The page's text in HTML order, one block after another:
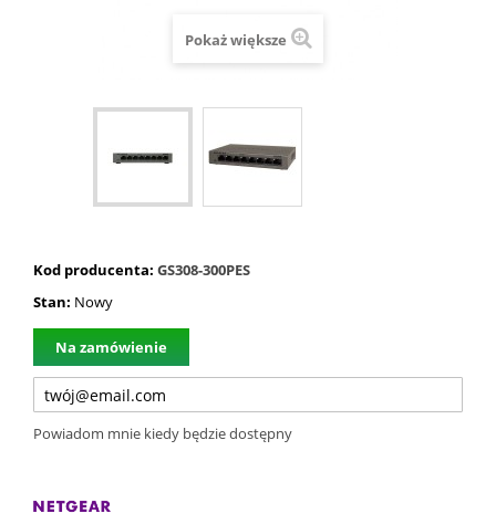
Pokaż większe
Kod producenta: GS308-300PES
Stan: Nowy
Na zamówienie
Powiadom mnie kiedy będzie dostępny